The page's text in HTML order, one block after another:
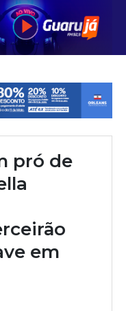
pró de
em